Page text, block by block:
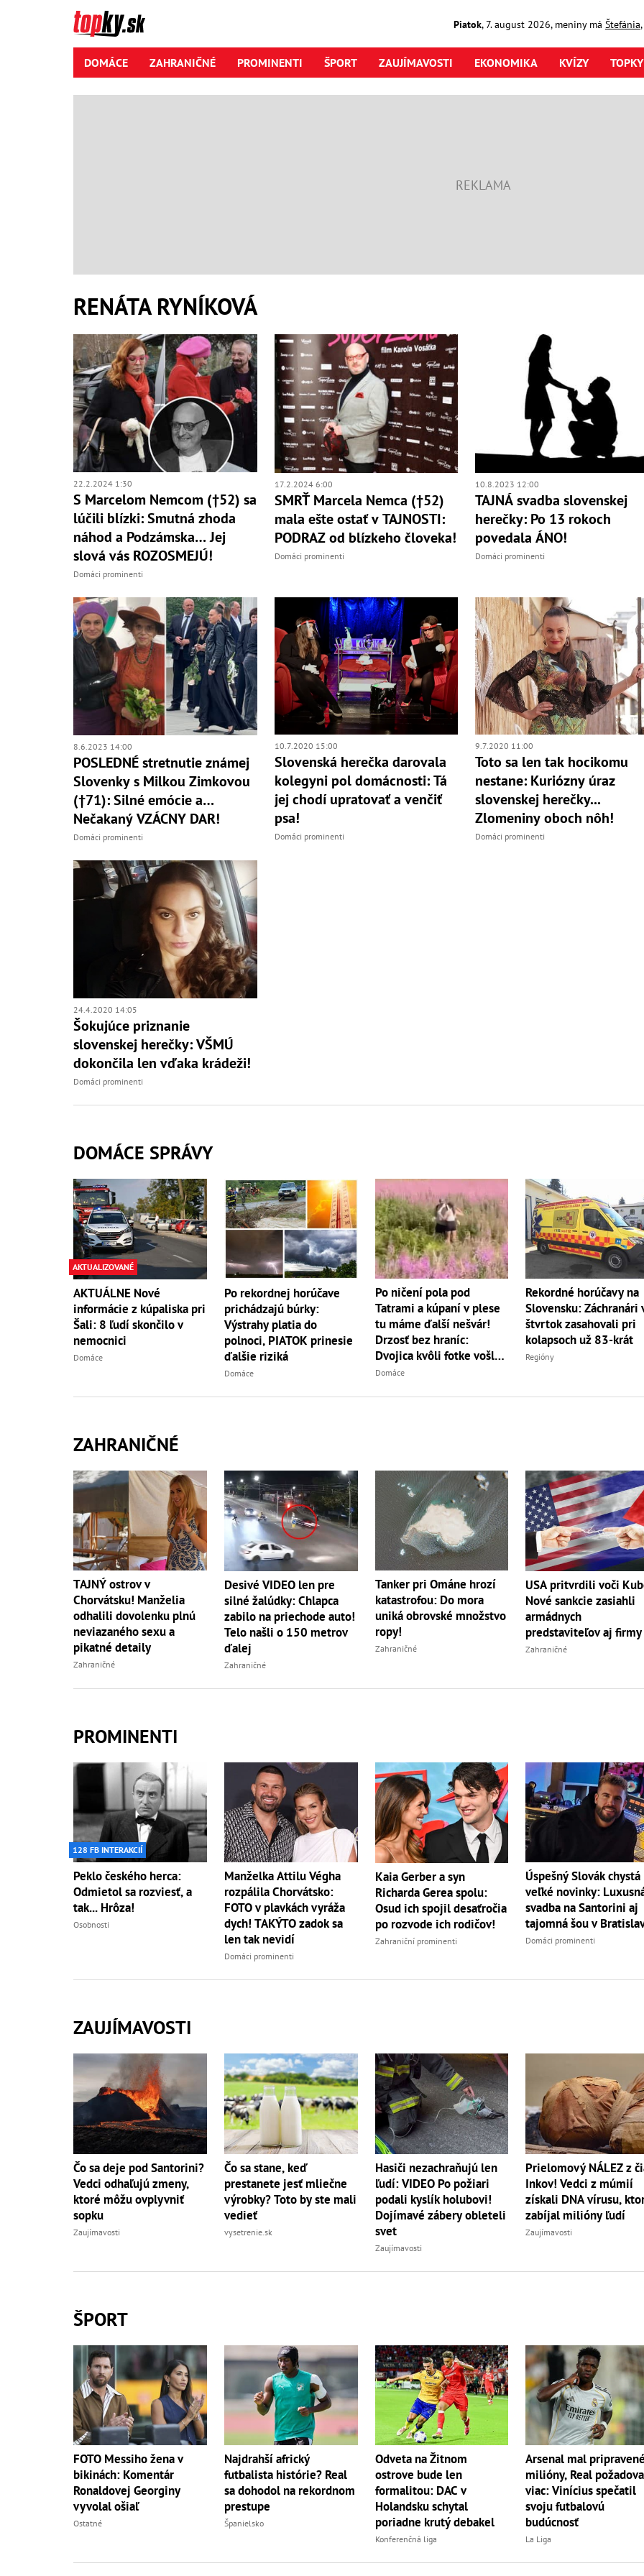
Piatok,7. august2026, meniny má Štefánia
DOMÁCE ZAHRANIČNÉ PROMINENTI ŠPORT ZAUJÍMAVOSTI EKONOMIKA KVÍZY
RENÁTA RYNÍKOVÁ
22.2.2024 1:30
S Marcelom Nemcom (†52) sa
lúčili blízki: Smutná zhoda
náhod a Podzámska… Jej
slová vás ROZOSMEJÚ!
Domáci prominenti
17.2.2024 6:00
SMRŤ Marcela Nemca (†52)
mala ešte ostať v TAJNOSTI:
PODRAZ od blízkeho človeka!
Domáci prominenti
10.8.2023 12:00
TAJNÁ svadba slovenskej
herečky: Po 13 rokoch
povedala ÁNO!
Domáci prominenti
8.6.2023 14:00
POSLEDNÉ stretnutie známej
Slovenky s Milkou Zimkovou
(†71): Silné emócie a…
Nečakaný VZÁCNY DAR!
Domáci prominenti
10.7.2020 15:00
Slovenská herečka darovala
kolegyni pol domácnosti: Tá
jej chodí upratovať a venčiť
psa!
Domáci prominenti
9.7.2020 11:00
Toto sa len tak hocikomu
nestane: Kuriózny úraz
slovenskej herečky...
Zlomeniny oboch nôh!
Domáci prominenti
24.4.2020 14:05
Šokujúce priznanie
slovenskej herečky: VŠMÚ
dokončila len vďaka krádeži!
Domáci prominenti
DOMÁCE SPRÁVY
AKTUALIZOVANÉ
AKTUÁLNE Nové
informácie z kúpaliska pri
Šali: 8 ľudí skončilo v
nemocnici
Domáce
Po rekordnej horúčave
prichádzajú búrky:
Výstrahy platia do
polnoci, PIATOK prinesie
ďalšie riziká
Domáce
Po ničení pola pod
Tatrami a kúpaní v plese
tu máme ďalší nešvár!
Drzosť bez hraníc:
Dvojica kvôli fotke vošla
do...
Domáce
Rekordné horúčavy na
Slovensku: Záchranári
štvrtok zasahovali pri
kolapsoch už 83-krát
Regióny
ZAHRANIČNÉ
TAJNÝ ostrov v
Chorvátsku! Manželia
odhalili dovolenku plnú
neviazaného sexu a
pikatné detaily
Zahraničné
Desivé VIDEO len pre
silné žalúdky: Chlapca
zabilo na priechode auto!
Telo našli o 150 metrov
ďalej
Zahraničné
Tanker pri Ománe hrozí
katastrofou: Do mora
uniká obrovské množstvo
ropy!
Zahraničné
USA pritvrdili voči
Nové sankcie zasiahli
armádnych
predstaviteľov aj firmy
Zahraničné
PROMINENTI
128 FB INTERAKCIÍ
Peklo českého herca:
Odmietol sa rozviesť, a
tak... Hrôza!
Osobnosti
Manželka Attilu Végha
rozpálila Chorvátsko:
FOTO v plavkách vyráža
dych! TAKÝTO zadok sa
len tak nevidí
Domáci prominenti
Kaia Gerber a syn
Richarda Gerea spolu:
Osud ich spojil desaťročia
po rozvode ich rodičov!
Zahraniční prominenti
Úspešný Slovák chystá
veľké novinky:
svadba na Santorini aj
tajomná šou v
Domáci prominenti
ZAUJÍMAVOSTI
Čo sa deje pod Santorini?
Vedci odhaľujú zmeny,
ktoré môžu ovplyvniť
sopku
Zaujímavosti
Čo sa stane, keď
prestanete jesť mliečne
výrobky? Toto by ste mali
vedieť
vysetrenie.sk
Hasiči nezachraňujú len
ľudí: VIDEO Po požiari
podali kyslík holubovi!
Dojímavé zábery obleteli
svet
Zaujímavosti
Prielomový NÁLEZ z
Inkov! Vedci z múmií
získali DNA vírusu,
zabíjal milióny ľudí
Zaujímavosti
ŠPORT
FOTO Messiho žena v
bikinách: Komentár
Ronaldovej Georginy
vyvolal ošiaľ
Ostatné
Najdrahší africký
futbalista histórie? Real
sa dohodol na rekordnom
prestupe
Španielsko
Odveta na Žitnom
ostrove bude len
formalitou: DAC v
Holandsku schytal
poriadne krutý debakel
Konferenčná liga
Arsenal mal
milióny, Real
viac: Vinícius spečatil
svoju futbalovú
budúcnosť
La Liga